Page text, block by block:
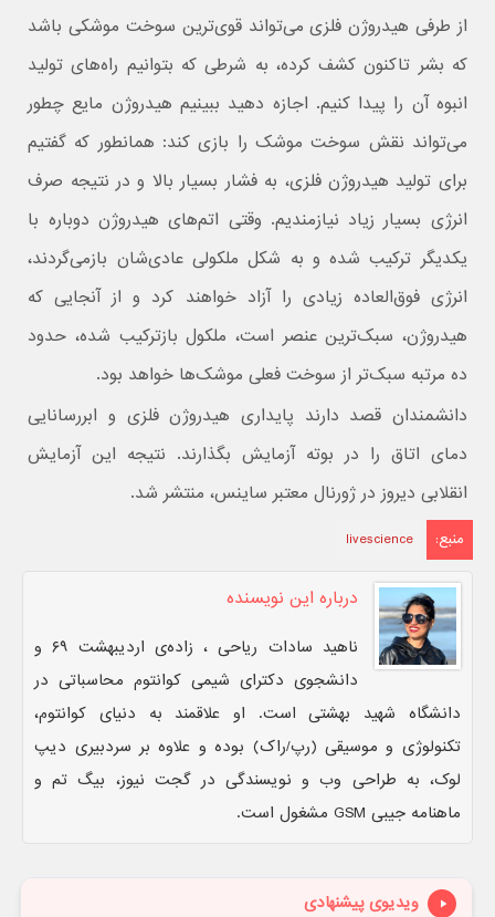
از طرفی هیدروژن فلزی می‌تواند قوی‌ترین سوخت موشکی باشد
که بشر تاکنون کشف کرده، به شرطی که بتوانیم راه‌های تولید
انبوه آن را پیدا کنیم. اجازه دهید ببینیم هیدروژن مایع چطور
می‌تواند نقش سوخت موشک را بازی کند: همانطور که گفتیم
برای تولید هیدروژن فلزی، به فشار بسیار بالا و در نتیجه صرف
انرژی بسیار زیاد نیازمندیم. وقتی اتم‌های هیدروژن دوباره با
یکدیگر ترکیب شده و به شکل ملکولی عادی‌شان بازمی‌گردند،
انرژی فوق‌العاده زیادی را آزاد خواهند کرد و از آنجایی که
هیدروژن، سبک‌ترین عنصر است، ملکول بازترکیب شده، حدود
ده مرتبه سبک‌تر از سوخت فعلی موشک‌ها خواهد بود.
دانشمندان قصد دارند پایداری هیدروژن فلزی و ابررسانایی
دمای اتاق را در بوته آزمایش بگذارند. نتیجه این آزمایش
انقلابی دیروز در ژورنال معتبر ساینس،‌ منتشر شد.
منبع: livescience
درباره این نویسنده
ناهید سادات ریاحی ، زاده‌ی اردیبهشت ۶۹ و
دانشجوی دکترای شیمی کوانتوم محاسباتی در
دانشگاه شهید بهشتی است. او علاقمند به دنیای کوانتوم،
تکنولوژی و موسیقی (رپ/راک) بوده و علاوه بر سردبیری دیپ
لوک، به طراحی وب و نویسندگی در گجت نیوز، بیگ تم و
ماهنامه جیبی GSM مشغول است.
ویدیوی پیشنهادی